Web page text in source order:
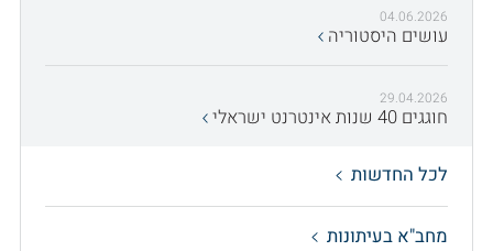
04.06.2026
עושים היסטוריה
29.04.2026
חוגגים 40 שנות אינטרנט ישראלי
לכל החדשות
מחב"א בעיתונות